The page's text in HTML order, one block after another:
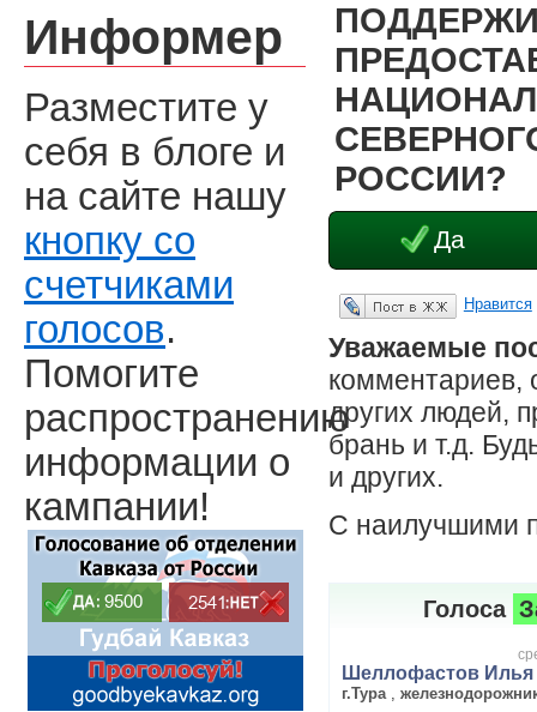
РОССИИ?
Да
Опубликовать в ЖЖ Нравится
Уважаемые
комментариев,
других людей,
брань и т.д.
и других.
С наилучшими
Голоса
Шеллофастов Илья
г.Тура
Информер
Разместите у
себя в блоге и
на сайте нашу
кнопку со
счетчиками
голосов.
Помогите
распространению
информации о
кампании!